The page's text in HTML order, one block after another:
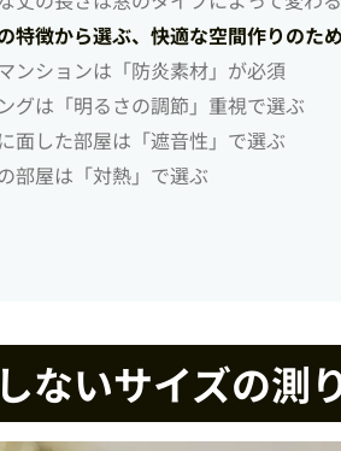
特徴から選ぶ、快適な空間作りのた
ンションは「防炎素材」が必須
グは「明るさの調節」重視で選ぶ
面した部屋は「遮音性」で選ぶ
部屋は「対熱」で選ぶ
ないサイズの測